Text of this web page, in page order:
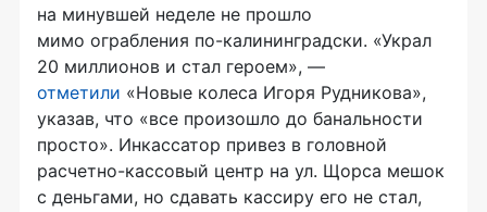
на минувшей неделе не прошло
мимо ограбления по-калининградски. «Украл
20 миллионов и стал героем», —
отметили «Новые колеса Игоря Рудникова»,
указав, что «все произошло до банальности
просто». Инкассатор привез в головной
расчетно-кассовый центр на ул. Щорса мешок
с деньгами, но сдавать кассиру его не стал,